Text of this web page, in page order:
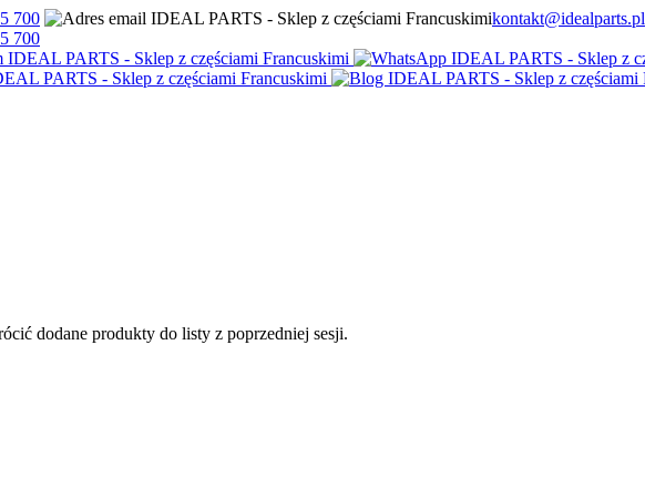
700
kontakt@idealparts.pl
700
dodane produkty do listy z poprzedniej sesji.